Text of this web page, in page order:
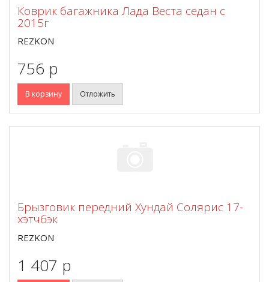
Коврик багажника Лада Веста седан с
2015г
REZKON
756 p
В корзину Отложить
Брызговик передний Хундай Солярис 17-
хэтчбэк
REZKON
1 407 p